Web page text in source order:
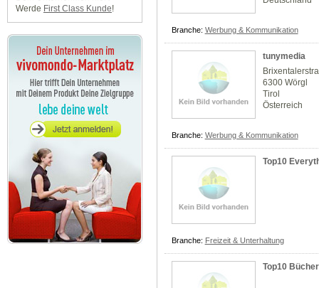
Werde First Class Kunde!
Branche: Werbung & Kommunikation
tunymedia
6300 Wörgl
Tirol
Österreich
Branche: Werbung & Kommunikation
Top10
Branche: Freizeit & Unterhaltung
Top10 Bücher